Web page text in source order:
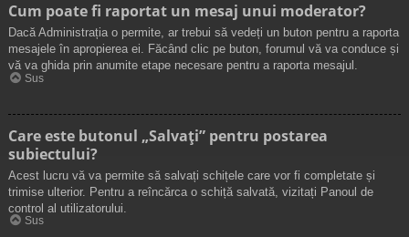
Cum poate fi raportat un mesaj unui moderator?
Dacă Administrația o permite, ar trebui să vedeți un buton pentru a raporta
mesajele în apropierea ei. Făcând clic pe buton, forumul vă va conduce și
vă va ghida prin anumite etape necesare pentru a raporta mesajul.
Sus
Care este butonul „Salvați” pentru postarea
subiectului?
Acest lucru vă va permite să salvați schițele care vor fi completate și
trimise ulterior. Pentru a reîncărca o schiță salvată, vizitați Panoul de
control al utilizatorului.
Sus